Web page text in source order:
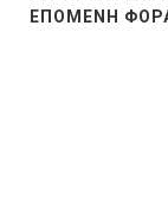
ΕΠΌΜΕΝΗ